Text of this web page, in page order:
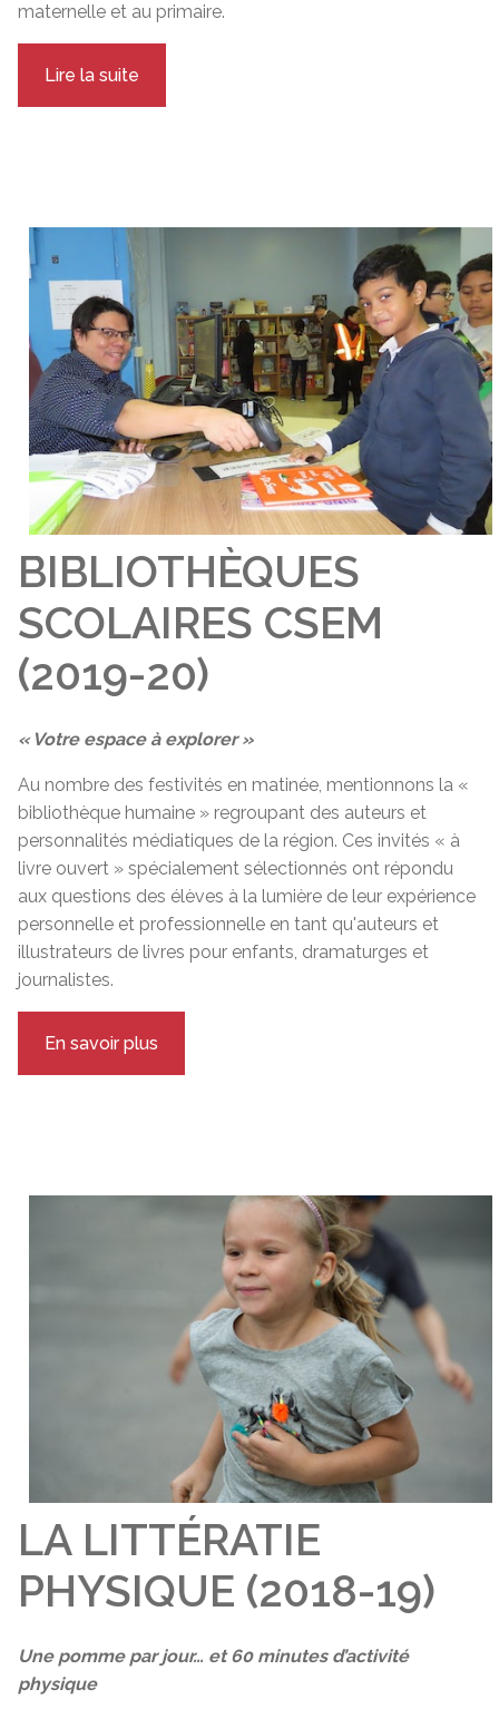
maternelle et au primaire.
Lire la suite
BIBLIOTHÈQUES
SCOLAIRES CSEM
(2019-20)
« Votre espace à explorer »
Au nombre des festivités en matinée, mentionnons la «
bibliothèque humaine » regroupant des auteurs et
personnalités médiatiques de la région. Ces invités « à
livre ouvert » spécialement sélectionnés ont répondu
aux questions des élèves à la lumière de leur expérience
personnelle et professionnelle en tant qu'auteurs et
illustrateurs de livres pour enfants, dramaturges et
journalistes.
En savoir plus
LA LITTÉRATIE
PHYSIQUE (2018-19)
Une pomme par jour… et 60 minutes d’activité
physique